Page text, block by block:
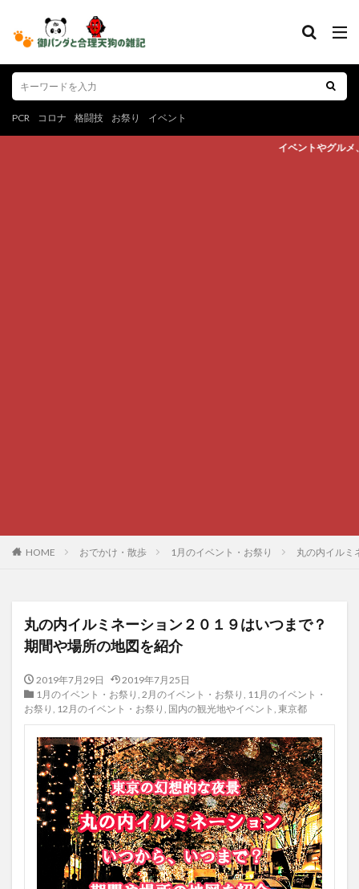
PCR コロナ 格闘技 お祭り イベント
イベントやグルメ、スポーツなど心躍
HOME おでかけ・散歩 1月のイベント・お祭り 丸の内イルミ
丸の内イルミネーション２０１９はいつまで？
期間や場所の地図を紹介
2019年7月29日
2019年7月25日
1月のイベント・お祭り , 2月のイベント・お祭り , 11月のイベント・
お祭り , 12月のイベント・お祭り , 国内の観光地やイベント , 東京都